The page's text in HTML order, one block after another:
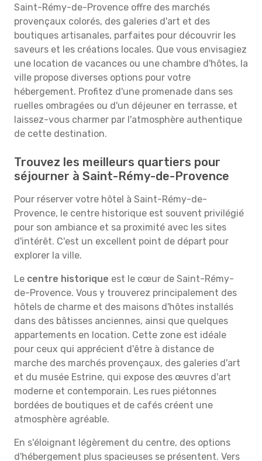
Saint-Rémy-de-Provence offre des marchés
provençaux colorés, des galeries d'art et des
boutiques artisanales, parfaites pour découvrir les
saveurs et les créations locales. Que vous envisagiez
une location de vacances ou une chambre d'hôtes, la
ville propose diverses options pour votre
hébergement. Profitez d'une promenade dans ses
ruelles ombragées ou d'un déjeuner en terrasse, et
laissez-vous charmer par l'atmosphère authentique
de cette destination.
Trouvez les meilleurs quartiers pour
séjourner à Saint-Rémy-de-Provence
Pour réserver votre hôtel à Saint-Rémy-de-
Provence, le centre historique est souvent privilégié
pour son ambiance et sa proximité avec les sites
d'intérêt. C'est un excellent point de départ pour
explorer la ville.
Le centre historique est le cœur de Saint-Rémy-
de-Provence. Vous y trouverez principalement des
hôtels de charme et des maisons d'hôtes installés
dans des bâtisses anciennes, ainsi que quelques
appartements en location. Cette zone est idéale
pour ceux qui apprécient d'être à distance de
marche des marchés provençaux, des galeries d'art
et du musée Estrine, qui expose des œuvres d'art
moderne et contemporain. Les rues piétonnes
bordées de boutiques et de cafés créent une
atmosphère agréable.
En s'éloignant légèrement du centre, des options
d'hébergement plus spacieuses se présentent. Vers